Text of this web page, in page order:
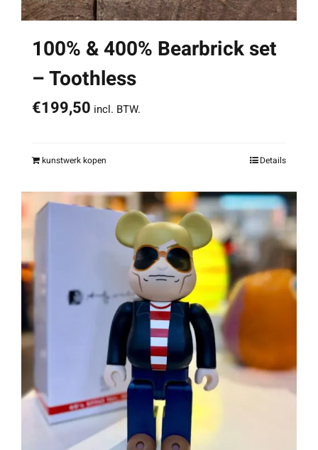
100% & 400% Bearbrick set
– Toothless
€199,50 incl. BTW.
kunstwerk kopen Details